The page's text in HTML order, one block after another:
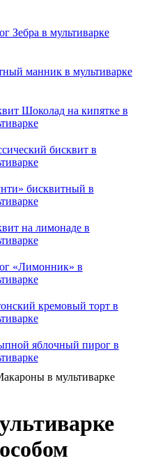
Зебра в мультиварке
манник в мультиварке
Шоколад на кипятке в
бисквит в
бисквитный в
на лимонаде в
«Лимонник» в
кремовый торт в
яблочный пирог в
в мультиварке